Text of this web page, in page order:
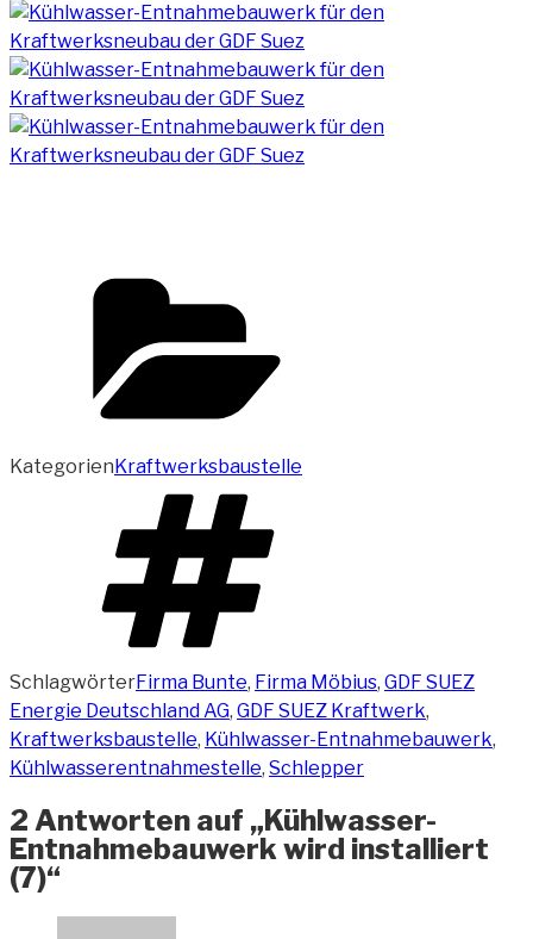
KategorienKraftwerksbaustelle
SchlagwörterFirma Bunte, Firma Möbius, GDF SUEZ
Energie Deutschland AG, GDF SUEZ Kraftwerk,
Kraftwerksbaustelle, Kühlwasser-Entnahmebauwerk,
Kühlwasserentnahmestelle, Schlepper
2 Antworten auf „Kühlwasser-
Entnahmebauwerk wird installiert
(7)“